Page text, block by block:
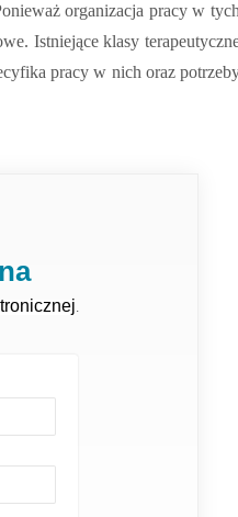
organizacja pracy w tych
Istniejące klasy
pracy w nich oraz
.